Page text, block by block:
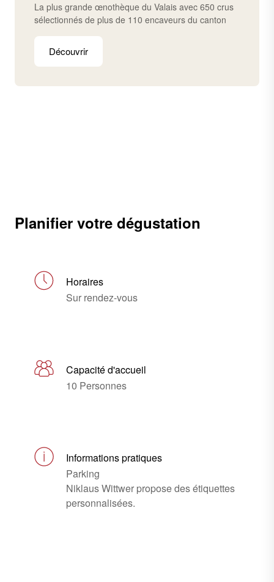
La plus grande œnothèque du Valais avec 650 crus
sélectionnés de plus de 110 encaveurs du canton
Découvrir
Planifier votre dégustation
Horaires
Sur rendez-vous
Capacité d'accueil
10 Personnes
Informations pratiques
Parking
Niklaus Wittwer propose des étiquettes
personnalisées.